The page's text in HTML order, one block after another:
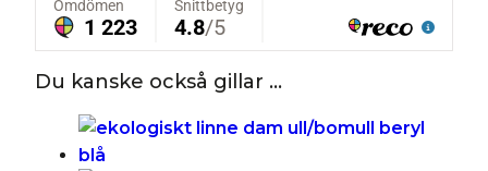
Du kanske också gillar …